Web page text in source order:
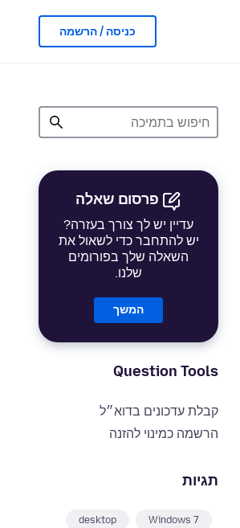
כניסה / הרשמה
פרסום שאלה
עדיין יש לך צורך בעזרה?
יש להתחבר כדי לשאול את
השאלה שלך בפורומים
שלנו.
המשך
Question Tools
קבלת עדכונים בדוא״ל
הרשמה כמינוי להזנה
תגיות
Windows 7
desktop